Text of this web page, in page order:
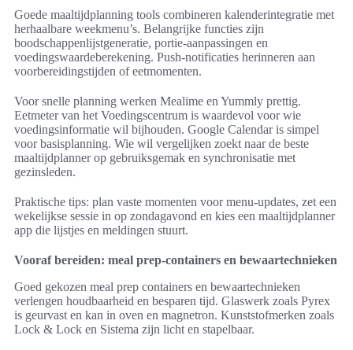
Goede maaltijdplanning tools combineren kalenderintegratie met
herhaalbare weekmenu’s. Belangrijke functies zijn
boodschappenlijstgeneratie, portie-aanpassingen en
voedingswaardeberekening. Push-notificaties herinneren aan
voorbereidingstijden of eetmomenten.
Voor snelle planning werken Mealime en Yummly prettig.
Eetmeter van het Voedingscentrum is waardevol voor wie
voedingsinformatie wil bijhouden. Google Calendar is simpel
voor basisplanning. Wie wil vergelijken zoekt naar de beste
maaltijdplanner op gebruiksgemak en synchronisatie met
gezinsleden.
Praktische tips: plan vaste momenten voor menu-updates, zet een
wekelijkse sessie in op zondagavond en kies een maaltijdplanner
app die lijstjes en meldingen stuurt.
Vooraf bereiden: meal prep-containers en bewaartechnieken
Goed gekozen meal prep containers en bewaartechnieken
verlengen houdbaarheid en besparen tijd. Glaswerk zoals Pyrex
is geurvast en kan in oven en magnetron. Kunststofmerken zoals
Lock & Lock en Sistema zijn licht en stapelbaar.